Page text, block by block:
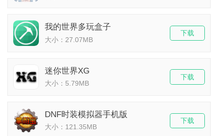
我的世界多玩盒子
大小：27.07MB
下载
迷你世界XG
大小：5.79MB
下载
DNF时装模拟器手机版
大小：121.35MB
下载